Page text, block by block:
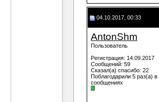
04.10.2017, 00:33
AntonShm
Пользователь
Регистрация: 14.09.2017
Сообщений: 59
Сказал(а) спасибо: 22
Поблагодарили 5 раз(а) в
сообщениях